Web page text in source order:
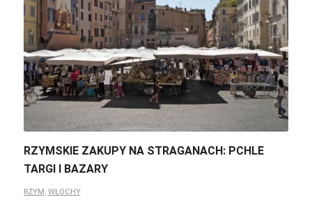
RZYMSKIE ZAKUPY NA STRAGANACH: PCHLE
TARGI I BAZARY
RZYM , WŁOCHY